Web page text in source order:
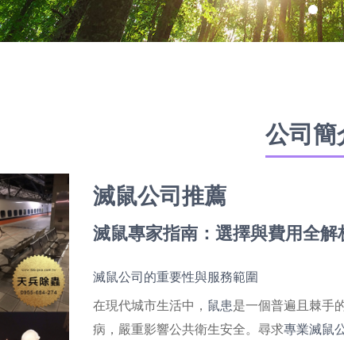
公司簡
滅鼠公司推薦
滅鼠專家指南：選擇與費用全解
滅鼠公司的重要性與服務範圍
在現代城市生活中， 鼠患是一個普遍且棘手
病，嚴重影響公共衛生安全。尋求專業滅鼠